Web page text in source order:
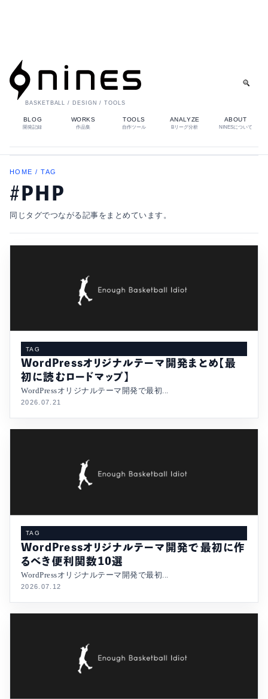
BASKETBALL / DESIGN / TOOLS
BLOG
開発記録
WORKS
作品集
TOOLS
自作ツール
ANALYZE
Bリーグ分析
ABOUT
NINESについて
HOME / TAG
#PHP
同じタグでつながる記事をまとめています。
TAG
WordPressオリジナルテーマ開発まとめ【最
初に読むロードマップ】
WordPressオリジナルテーマ開発で最初...
2026.07.21
TAG
WordPressオリジナルテーマ開発で最初に作
るべき便利関数10選
WordPressオリジナルテーマ開発で最初...
2026.07.12